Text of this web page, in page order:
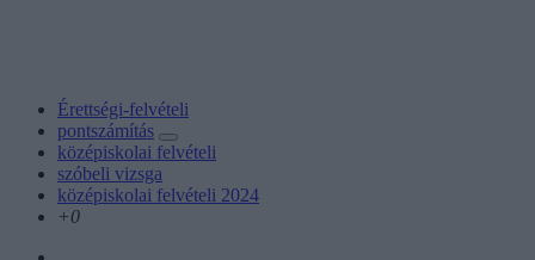
Érettségi-felvételi
pontszámítás
középiskolai felvételi
szóbeli vizsga
középiskolai felvételi 2024
+0